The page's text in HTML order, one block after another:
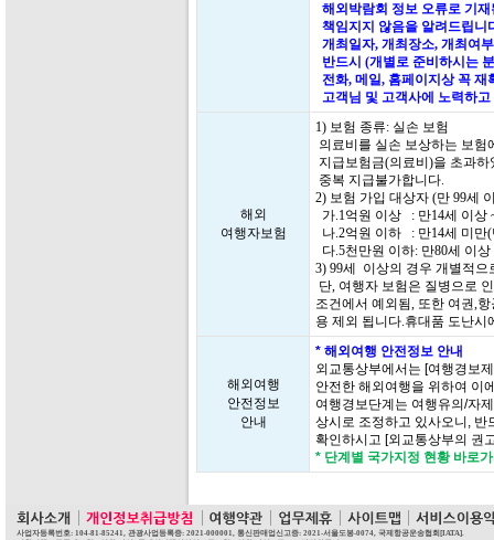
해외박람회 정보 오류로 기
책임지지 않음을 알려드립니
개최일자, 개최장소, 개최여
반드시 (개별로 준비하시는
전화, 메일, 홈페이지상 꼭 재
고객님 및 고객사에 노력하
해외
여행자보험
1) 보험 종류: 실손 보험
의료비를 실손 보상하는 보
지급보험금(의료비)을 초과
중복 지급불가합니다.
2) 보험 가입 대상자 (만 99세
가.1억원 이상 : 만14세 이상
나.2억원 이하 : 만14세 미만
다.5천만원 이하: 만80세 이
3) 99세 이상의 경우 개별적
단, 여행자 보험은 질병으로
조건에서 예외됨, 또한 여권,
용 제외 됩니다.휴대품 도난
해외여행
안전정보
안내
* 해외여행 안전정보 안내
외교통상부에서는 [여행경보
안전한 해외여행을 위하여 이
여행경보단계는 여행유의/자
상시로 조정하고 있사오니, 반
확인하시고 [외교통상부의 권
* 단계별 국가지정 현황 바로
사업자등록번호: 104-81-85241, 관광사업등록증: 2021-000001, 통신판매업신고증: 2021-서울도봉-0074, 국제항공운송협회[IATA].